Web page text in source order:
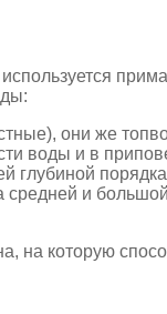
они же
воды и в
глубиной
средней и
на которую